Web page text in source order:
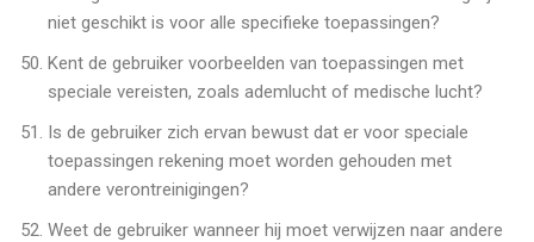
niet geschikt is voor alle specifieke toepassingen?
Kent de gebruiker voorbeelden van toepassingen met
speciale vereisten, zoals ademlucht of medische lucht?
Is de gebruiker zich ervan bewust dat er voor speciale
toepassingen rekening moet worden gehouden met
andere verontreinigingen?
Weet de gebruiker wanneer hij moet verwijzen naar andere